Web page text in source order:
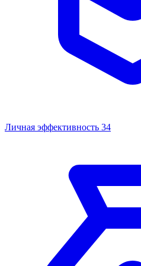
Личная эффективность 34